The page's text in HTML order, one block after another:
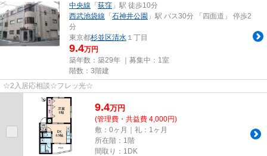
中央線 「 荻窪 」駅 徒歩10分
西武池袋線 「 石神井公園 」駅 バス30分 「四面道」 停歩2
分
東京都杉並区清水 １丁目
9.4万円
築年数：築29年 ｜募集中： 1室
階数：3階建
☆2入居応相談☆フレッ光☆
9.4万円
(管理費・共益費 4,000円)
敷：0ヶ月｜礼：1ヶ月
所在階：1階
間取り：1DK